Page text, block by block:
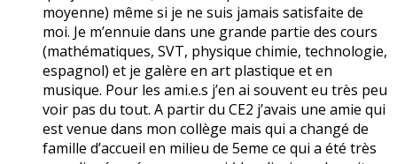
moyenne) même si je ne suis jamais satisfaite de
moi. Je m’ennuie dans une grande partie des cours
(mathématiques, SVT, physique chimie, technologie,
espagnol) et je galère en art plastique et en
musique. Pour les ami.e.s j’en ai souvent eu très peu
voir pas du tout. A partir du CE2 j’avais une amie qui
est venue dans mon collège mais qui a changé de
famille d’accueil en milieu de 5eme ce qui a été très